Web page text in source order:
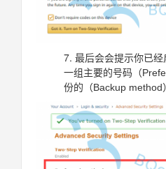
最后会会提示你已
一组主要的号码（
份的（Backup method